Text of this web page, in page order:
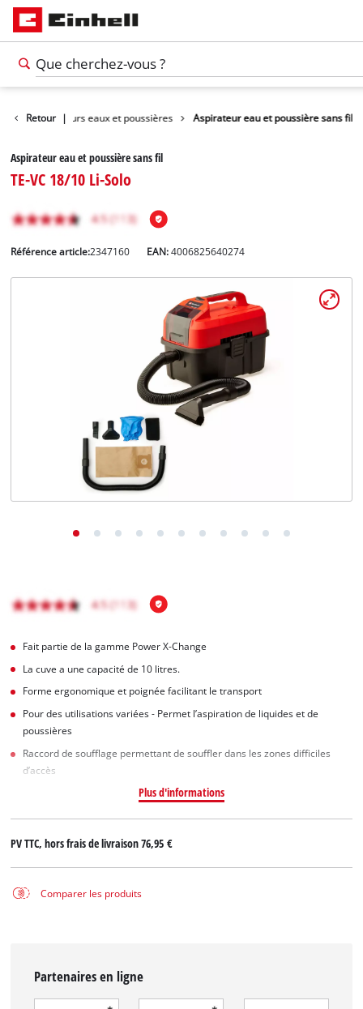
Retour |
Aspirateurs eaux et poussières Aspirateur eau et poussière sans fil
Aspirateur eau et poussière sans fil
TE-VC 18/10 Li-Solo
Référence article:2347160 EAN:4006825640274
Fait partie de la gamme Power X-Change
La cuve a une capacité de 10 litres.
Forme ergonomique et poignée facilitant le transport
Pour des utilisations variées - Permet l’aspiration de liquides et de
poussières
Raccord de soufflage permettant de souffler dans les zones difficiles
d’accès
Plus d'informations
PV TTC, hors frais de livraison76,95 €
Comparer les produits
Partenaires en ligne